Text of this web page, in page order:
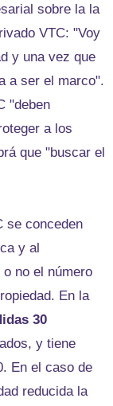
sobre la la
VTC: "Voy
y una vez que
a ser el marco".
"deben
a los
que "buscar el
se conceden
y al
no el número
En la
30
y tiene
En el caso de
reducida la